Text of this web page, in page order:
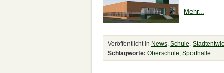
Mehr...
Veröffentlicht in News Schule
Schlagworte: Oberschule Sporthalle